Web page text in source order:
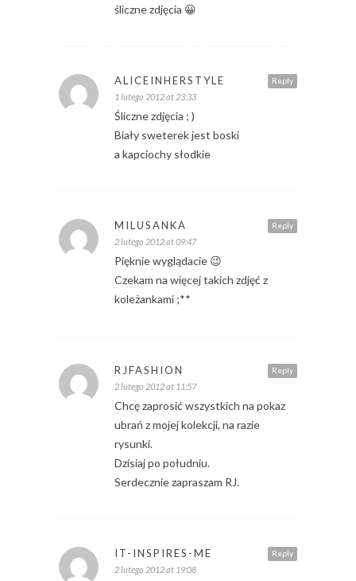
śliczne zdjęcia 😀
Reply
ALICEINHERSTYLE
1 lutego 2012 at 23:33
Śliczne zdjęcia ; )
Biały sweterek jest boski
a kapciochy słodkie
Reply
MILUSANKA
2 lutego 2012 at 09:47
Pięknie wyglądacie 😉
Czekam na więcej takich zdjęć z
koleżankami ;**
Reply
RJFASHION
2 lutego 2012 at 11:57
Chcę zaprosić wszystkich na pokaz
ubrań z mojej kolekcji, na razie
rysunki.
Dzisiaj po południu.
Serdecznie zapraszam RJ.
Reply
IT-INSPIRES-ME
2 lutego 2012 at 19:08